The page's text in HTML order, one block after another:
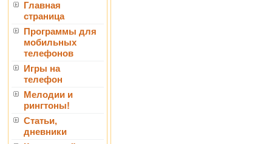
Главная
страница
Программы для
мобильных
телефонов
Игры на
телефон
Мелодии и
рингтоны!
Статьи,
дневники